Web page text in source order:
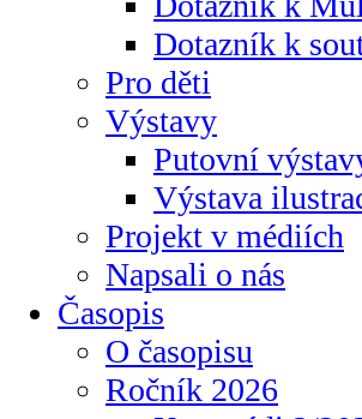
Dotazník k
Pro děti
Výstavy
Putovní
Výstava
Projekt v médiích
Napsali o nás
Časopis
O časopisu
Ročník 2026